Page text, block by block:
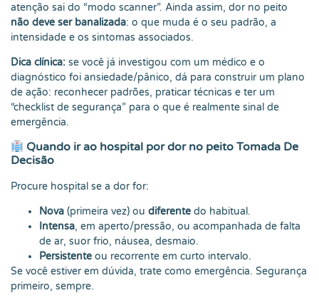
atenção sai do “modo scanner”. Ainda assim, dor no peito
não deve ser banalizada: o que muda é o seu padrão, a
intensidade e os sintomas associados.
Dica clínica: se você já investigou com um médico e o
diagnóstico foi ansiedade/pânico, dá para construir um plano
de ação: reconhecer padrões, praticar técnicas e ter um
“checklist de segurança” para o que é realmente sinal de
emergência.
Quando ir ao hospital por dor no peito Tomada De
Decisão
Procure hospital se a dor for:
Nova (primeira vez) ou diferente do habitual.
Intensa, em aperto/pressão, ou acompanhada de falta
de ar, suor frio, náusea, desmaio.
Persistente ou recorrente em curto intervalo.
Se você estiver em dúvida, trate como emergência. Segurança
primeiro, sempre.